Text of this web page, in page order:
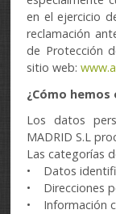
en el ejercicio
reclamación
de Protección
sitio web:
¿Cómo
Los datos
MADRID S.L
Las categorías
• Datos
• Direcciones
• Información